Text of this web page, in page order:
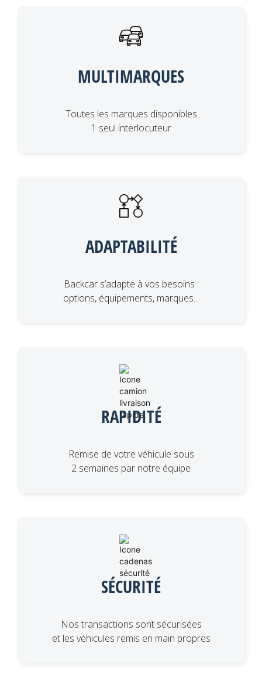
MULTIMARQUES
Toutes les marques disponibles
1 seul interlocuteur
ADAPTABILITÉ
Backcar s’adapte à vos besoins :
options, équipements, marques...
RAPIDITÉ
Remise de votre véhicule sous
2 semaines par notre équipe
SÉCURITÉ
Nos transactions sont sécurisées
et les véhicules remis en main propres